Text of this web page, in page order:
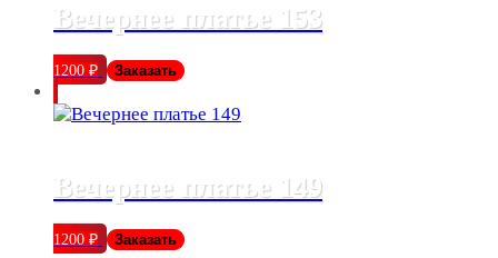
Вечернее платье 153
1200 ₽ Заказать
Вечернее платье 149
1200 ₽ Заказать